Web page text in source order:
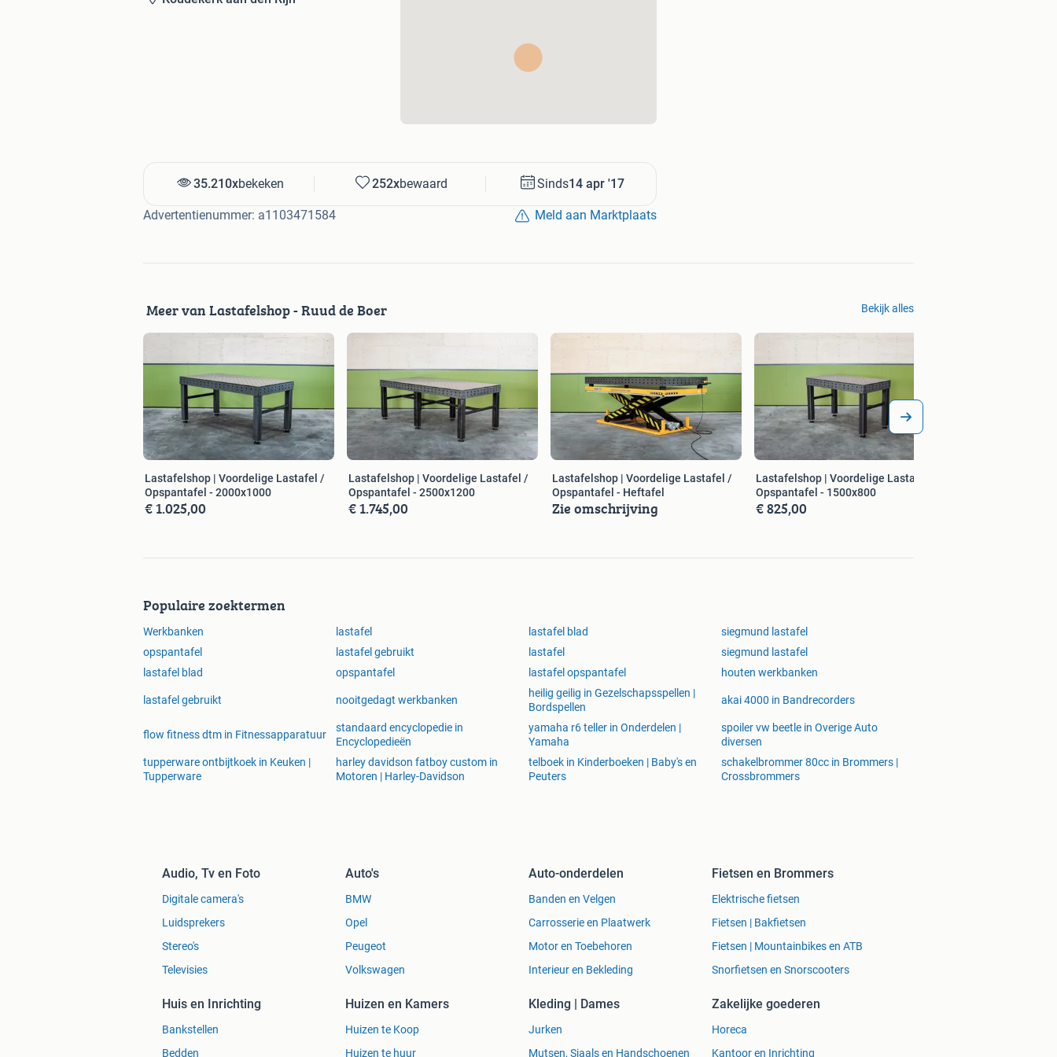
35.210xbekeken 252xbewaard Sinds14 apr '17
Advertentienummer: a1103471584 Meld aan Marktplaats
Meer van Lastafelshop - Ruud de Boer Bekijk alles
Lastafelshop | Voordelige Lastafel /
Opspantafel - 2000x1000
€ 1.025,00
Lastafelshop | Voordelige Lastafel /
Opspantafel - 2500x1200
€ 1.745,00
Lastafelshop | Voordelige Lastafel /
Opspantafel - Heftafel
Zie omschrijving
Lastafelshop | Voordelige Lastafel /
Opspantafel - 1500x800
€ 825,00
Populaire zoektermen
Werkbanken lastafel lastafel blad
siegmund lastafel
opspantafel
lastafel gebruikt lastafel
siegmund lastafel
lastafel blad
opspantafel lastafel opspantafel houten werkbanken
lastafel gebruikt nooitgedagt werkbanken
heilig geilig in Gezelschapsspellen |
Bordspellen
akai 4000 in Bandrecorders
flow fitness dtm in Fitnessapparatuur
standaard encyclopedie in
Encyclopedieën
yamaha r6 teller in Onderdelen |
Yamaha
spoiler vw beetle in Overige Auto
diversen
tupperware ontbijtkoek in Keuken |
Tupperware
harley davidson fatboy custom in
Motoren | Harley-Davidson
telboek in Kinderboeken | Baby's en
Peuters
schakelbrommer 80cc in Brommers |
Crossbrommers
Audio, Tv en Foto
Digitale camera's
Luidsprekers
Stereo's
Televisies
Auto's
BMW
Opel
Peugeot
Volkswagen
Auto-onderdelen
Banden en Velgen
Carrosserie en Plaatwerk
Motor en Toebehoren
Interieur en Bekleding
Fietsen en Brommers
Elektrische fietsen
Fietsen | Bakfietsen
Fietsen | Mountainbikes en ATB
Snorfietsen en Snorscooters
Huis en Inrichting
Bankstellen
Bedden
Huizen en Kamers
Huizen te Koop
Huizen te huur
Kleding | Dames
Jurken
Mutsen, Sjaals en Handschoenen
Zakelijke goederen
Horeca
Kantoor en Inrichting